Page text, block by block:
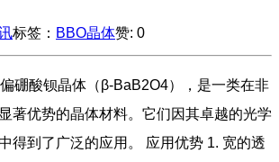
标签： BBO晶体赞: 0
硼酸钡晶体（β-BaB2O4），是一类在非
著优势的晶体材料。它们因其卓越的光学
得到了广泛的应用。 应用优势 1. 宽的透